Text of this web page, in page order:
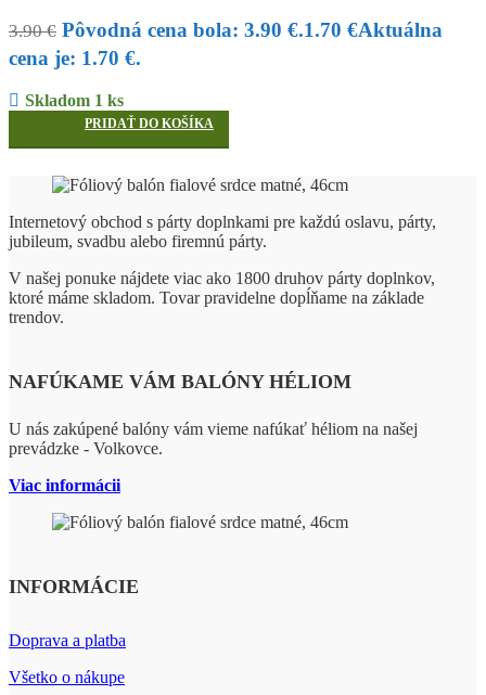
3.90€ Pôvodná cena bola: 3.90 €.1.70 €Aktuálna
cena je: 1.70 €.
Skladom 1 ks
PRIDAŤ DO KOŠÍKA
Internetový obchod s párty doplnkami pre každú oslavu, párty,
jubileum, svadbu alebo firemnú párty.
V našej ponuke nájdete viac ako 1800 druhov párty doplnkov,
ktoré máme skladom. Tovar pravidelne dopĺňame na základe
trendov.
NAFÚKAME VÁM BALÓNY HÉLIOM
U nás zakúpené balóny vám vieme nafúkať héliom na našej
prevádzke - Volkovce.
Viac informácii
INFORMÁCIE
Doprava a platba
Všetko o nákupe